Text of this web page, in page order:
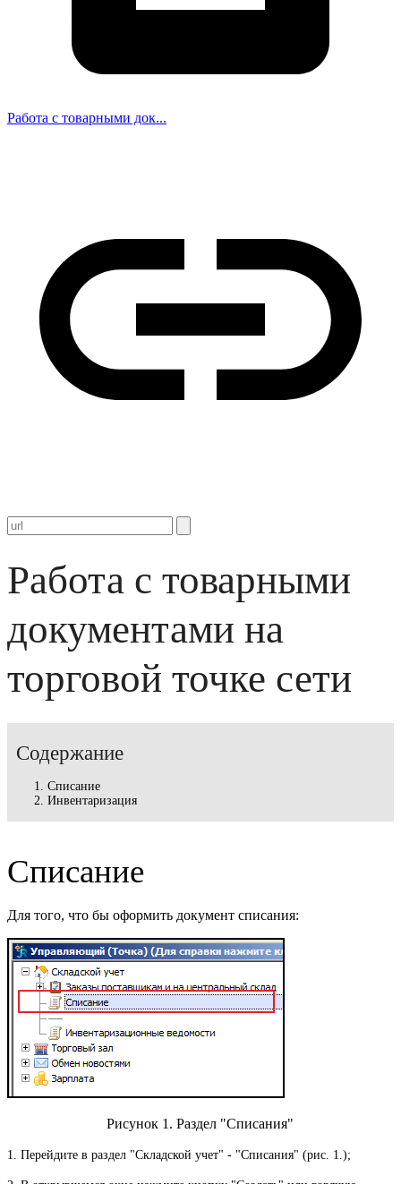
Работа с товарными док...
Работа с товарными
документами на
торговой точке сети
Содержание
Списание
Инвентаризация
Списание
Для того, что бы оформить документ списания:
Рисунок 1. Раздел "Списания"
1. Перейдите в раздел "Складской учет" - "Списания" (рис. 1.);